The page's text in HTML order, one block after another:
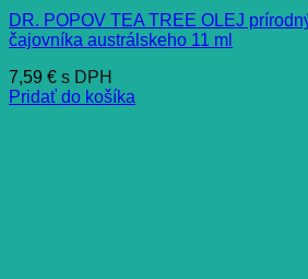
DR. POPOV TEA TREE OLEJ
čajovníka austrálskeho 11 ml
7,59 € s DPH
Pridať do košíka